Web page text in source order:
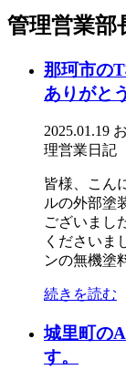
管理営業
那珂市の
ありがと
2025.01.19
理営業日記
皆様、こん
ルの外部塗
ございまし
くださいま
ンの無機塗
続きを読む
城里町の
す。